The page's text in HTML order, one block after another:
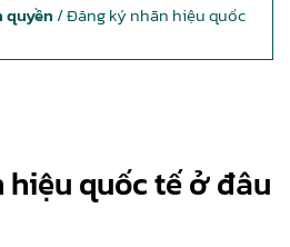
quyền / Đăng ký nhãn hiệu quốc
quốc tế ở đâu